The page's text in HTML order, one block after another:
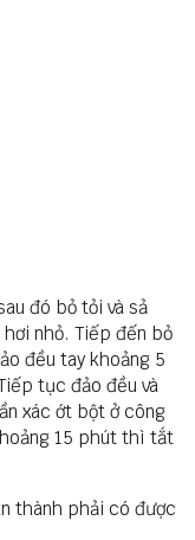
đó bỏ tỏi và sả
nhỏ. Tiếp đến bỏ
đều tay khoảng 5
tục đảo đều và
xác ớt bột ở công
15 phút thì tắt
thành phải có được